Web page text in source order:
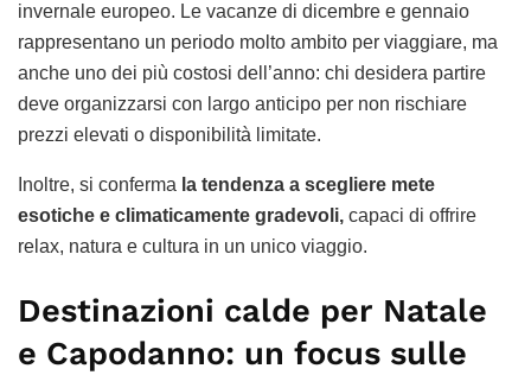
invernale europeo. Le vacanze di dicembre e gennaio
rappresentano un periodo molto ambito per viaggiare, ma
anche uno dei più costosi dell’anno: chi desidera partire
deve organizzarsi con largo anticipo per non rischiare
prezzi elevati o disponibilità limitate.
Inoltre, si conferma la tendenza a scegliere mete
esotiche e climaticamente gradevoli, capaci di offrire
relax, natura e cultura in un unico viaggio.
Destinazioni calde per Natale
e Capodanno: un focus sulle